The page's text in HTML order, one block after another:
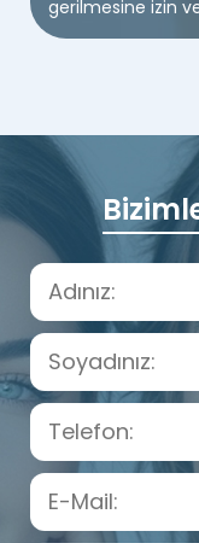
gerilmesine izin